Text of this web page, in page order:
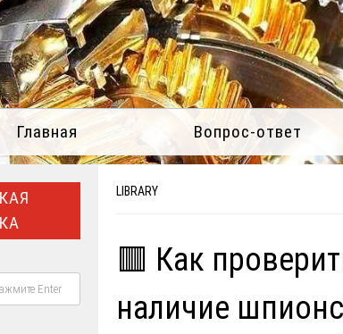
Главная Вопрос-ответ
LIBRARY
🟥 Как
наличие